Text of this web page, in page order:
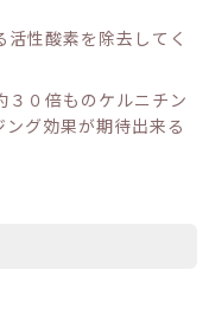
性酸素を除去してく
３０倍ものケルニチン
グ効果が期待出来る